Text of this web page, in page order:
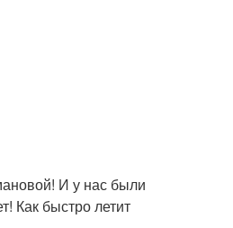
И у нас были
Как быстро летит